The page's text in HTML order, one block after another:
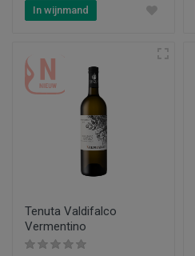
In wijnmand
Tenuta Valdifalco
Vermentino